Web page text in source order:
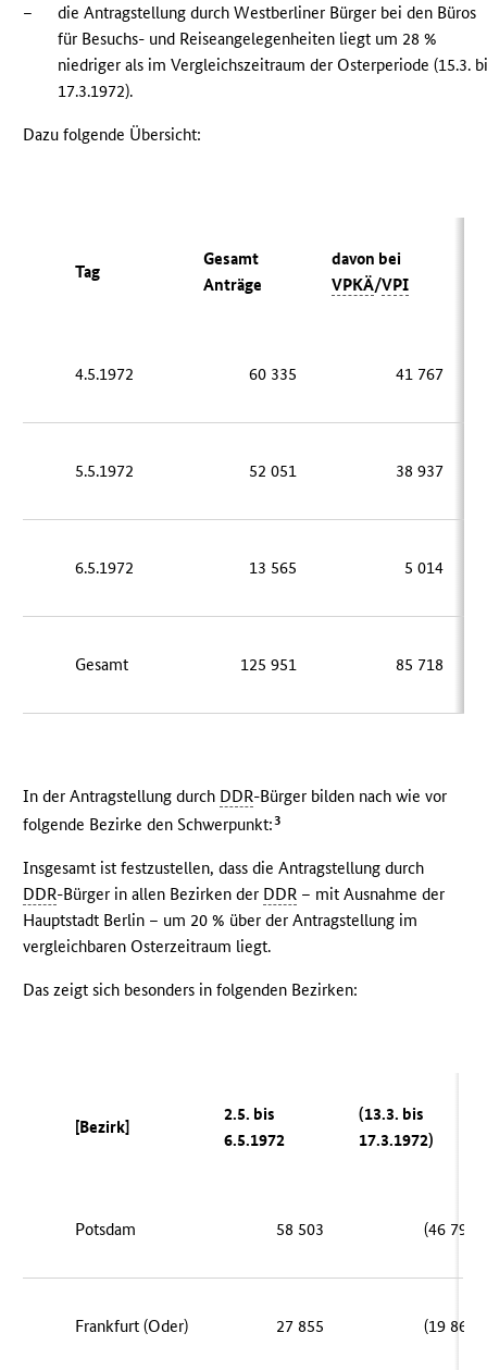
–
die Antragstellung durch Westberliner Bürger bei den Büros
für Besuchs- und Reiseangelegenheiten liegt um 28 %
niedriger als im Vergleichszeitraum der Osterperiode (15.3.
17.3.1972).
Dazu folgende Übersicht:
Tag
Gesamt
Anträge
davon bei
VPKÄ/VPI
4.5.1972 60 335 41 767
5.5.1972 52 051 38 937
6.5.1972 13 565 5 014
Gesamt 125 951 85 718
In der Antragstellung durch DDR-Bürger bilden nach wie vor
folgende Bezirke den Schwerpunkt:3
Insgesamt ist festzustellen, dass die Antragstellung durch
DDR-Bürger in allen Bezirken der DDR – mit Ausnahme der
Hauptstadt Berlin – um 20 % über der Antragstellung im
vergleichbaren Osterzeitraum liegt.
Das zeigt sich besonders in folgenden Bezirken:
[Bezirk]
2.5. bis
6.5.1972
(13.3. bis
17.3.1972)
Potsdam 58 503 (46 795)
Frankfurt (Oder) 27 855 (19 864)